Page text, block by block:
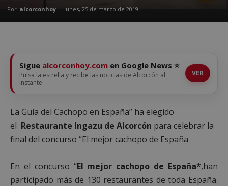
Por alcorconhoy - lunes, 25 de marzo de 2019
Sigue alcorconhoy.com en Google News ⭐
Pulsa la estrella y recibe las noticias de Alcorcón al
instante
VER
La Guía del Cachopo en España” ha elegido
el Restaurante Ingazu de Alcorcón para celebrar la
final del concurso “El mejor cachopo de España
En el concurso “El mejor cachopo de España*,han
participado más de 130 restaurantes de toda España.